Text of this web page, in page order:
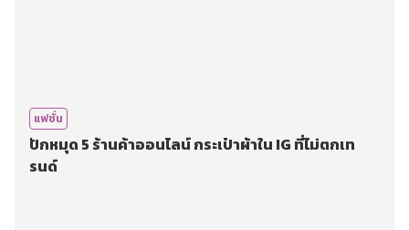
แฟชั่น
ปักหมุด 5 ร้านค้าออนไลน์ กระเป๋าผ้าใน IG ที่ไม่ตกเท
รนด์